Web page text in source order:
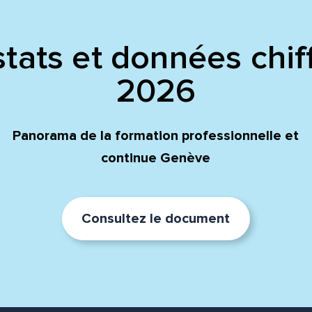
et données
2026
Panorama de la formation professionnelle et
continue Genève
Consultez le document